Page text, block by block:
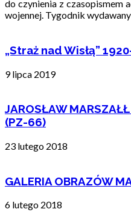
do czynienia z czasopismem
wojennej. Tygodnik wydawany
„Straż nad Wisłą”
9 lipca 2019
JAROSŁAW MARSZAŁŁ
(PZ-66)
23 lutego 2018
GALERIA OBRAZÓW
6 lutego 2018